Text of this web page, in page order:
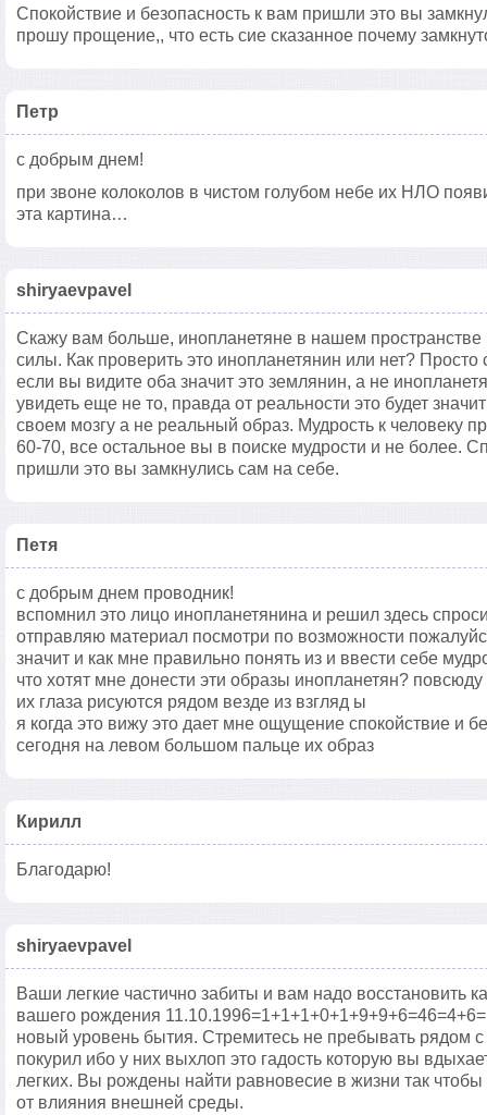
Спокойствие и безопасность к вам пришли это вы
прошу прощение,, что есть сие сказанное почему
Петр
с добрым днем!
при звоне колоколов в чистом голубом небе их НЛО
эта картина…
shiryaevpavel
Скажу вам больше, инопланетяне в нашем пространстве
силы. Как проверить это инопланетянин или нет? Просто
если вы видите оба значит это землянин, а не
увидеть еще не то, правда от реальности это будет
своем мозгу а не реальный образ. Мудрость к человеку
60-70, все остальное вы в поиске мудрости и не более.
пришли это вы замкнулись сам на себе.
Петя
с добрым днем проводник!
вспомнил это лицо инопланетянина и решил здесь
отправляю материал посмотри по возможности
значит и как мне правильно понять из и ввести себе
что хотят мне донести эти образы инопланетян? повсюду
их глаза рисуются рядом везде из взгляд ы
я когда это вижу это дает мне ощущение спокойствие и
сегодня на левом большом пальце их образ
Кирилл
Благодарю!
shiryaevpavel
Ваши легкие частично забиты и вам надо восстановить
вашего рождения
новый уровень бытия. Стремитесь не пребывать рядом с
покурил ибо у них выхлоп это гадость которую вы
легких. Вы рождены найти равновесие в жизни так чтобы
от влияния внешней среды.